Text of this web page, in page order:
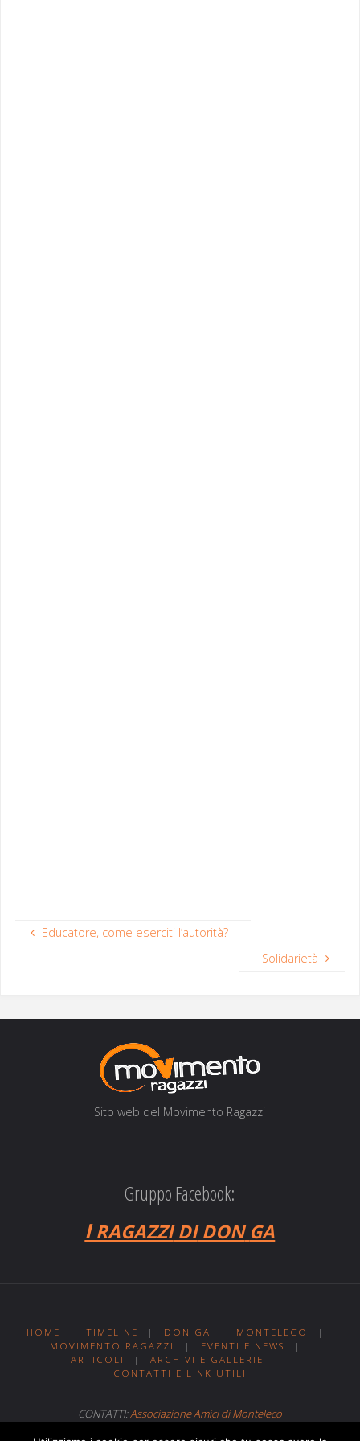
Educatore, come eserciti l’autorità?
Solidarietà
Sito web del Movi­men­to Ragazzi
Gruppo Facebook:
IRAGAZZI DI DON GA
HOME | TIMELINE | DON GA | MONTELECO
|
MOVIMENTO RAGAZZI
| EVENTI E NEWS
|
ARTICOLI
| ARCHIVI E GALLERIE
|
CONTATTI E LINK UTILI
CONTATTI:Associazione Amici di Monteleco